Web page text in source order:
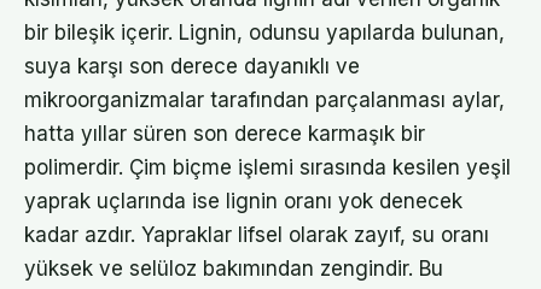
bir bileşik içerir. Lignin, odunsu yapılarda bulunan,
suya karşı son derece dayanıklı ve
mikroorganizmalar tarafından parçalanması aylar,
hatta yıllar süren son derece karmaşık bir
polimerdir. Çim biçme işlemi sırasında kesilen yeşil
yaprak uçlarında ise lignin oranı yok denecek
kadar azdır. Yapraklar lifsel olarak zayıf, su oranı
yüksek ve selüloz bakımından zengindir. Bu